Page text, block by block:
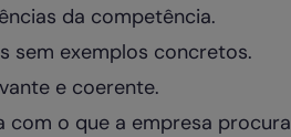
da competência.
sem exemplos concretos.
e coerente.
com o que a empresa